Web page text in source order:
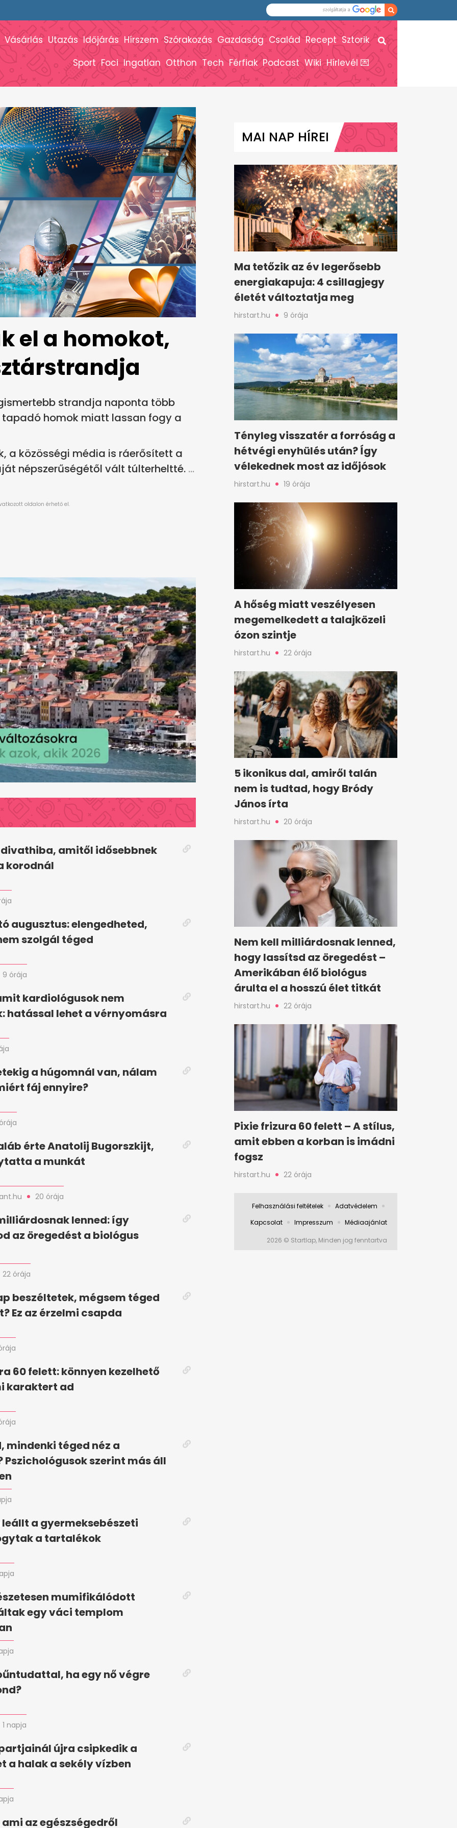
Vásárlás Utazás Időjárás Hírszem Szórakozás Gazdaság Család Recept Sztorik
Sport Foci Ingatlan Otthon Tech Férfiak Podcast Wiki Hírlevél 💌
el a homokot,
strandja naponta több
homok miatt lassan fogy a
a közösségi média is ráerősített a
népszerűségétől vált túlterheltté.
amitől idősebbnek
korodnál
augusztus: elengedheted,
szolgál téged
9 órája
kardiológusok nem
hatással lehet a vérnyomásra
a húgomnál van, nálam
fáj ennyire?
érte Anatolij Bugorszkijt,
a munkát
20 órája
lenned: így
az öregedést a biológus
22 órája
beszéltetek, mégsem téged
Ez az érzelmi csapda
60 felett: könnyen kezelhető
karaktert ad
mindenki téged néz a
Pszichológusok szerint más áll
leállt a gyermeksebészeti
a tartalékok
mumifikálódott
egy váci templom
ha egy nő végre
1 napja
újra csipkedik a
a halak a sekély vízben
ami az egészségedről
MAI NAP HÍREI
Ma tetőzik az év legerősebb
energiakapuja: 4 csillagjegy
életét változtatja meg
hirstart.hu 9 órája
Tényleg visszatér a forróság a
hétvégi enyhülés után? Így
vélekednek most az időjósok
hirstart.hu 19 órája
A hőség miatt veszélyesen
megemelkedett a talajközeli
ózon szintje
hirstart.hu 22 órája
5 ikonikus dal, amiről talán
nem is tudtad, hogy Bródy
János írta
hirstart.hu 20 órája
Nem kell milliárdosnak lenned,
hogy lassítsd az öregedést –
Amerikában élő biológus
árulta el a hosszú élet titkát
hirstart.hu 22 órája
Pixie frizura 60 felett – A stílus,
amit ebben a korban is imádni
fogsz
hirstart.hu 22 órája
Felhasználási feltételek
Adatvédelem
Kapcsolat
Impresszum Médiaajánlat
2026 © Startlap, Minden jog fenntartva